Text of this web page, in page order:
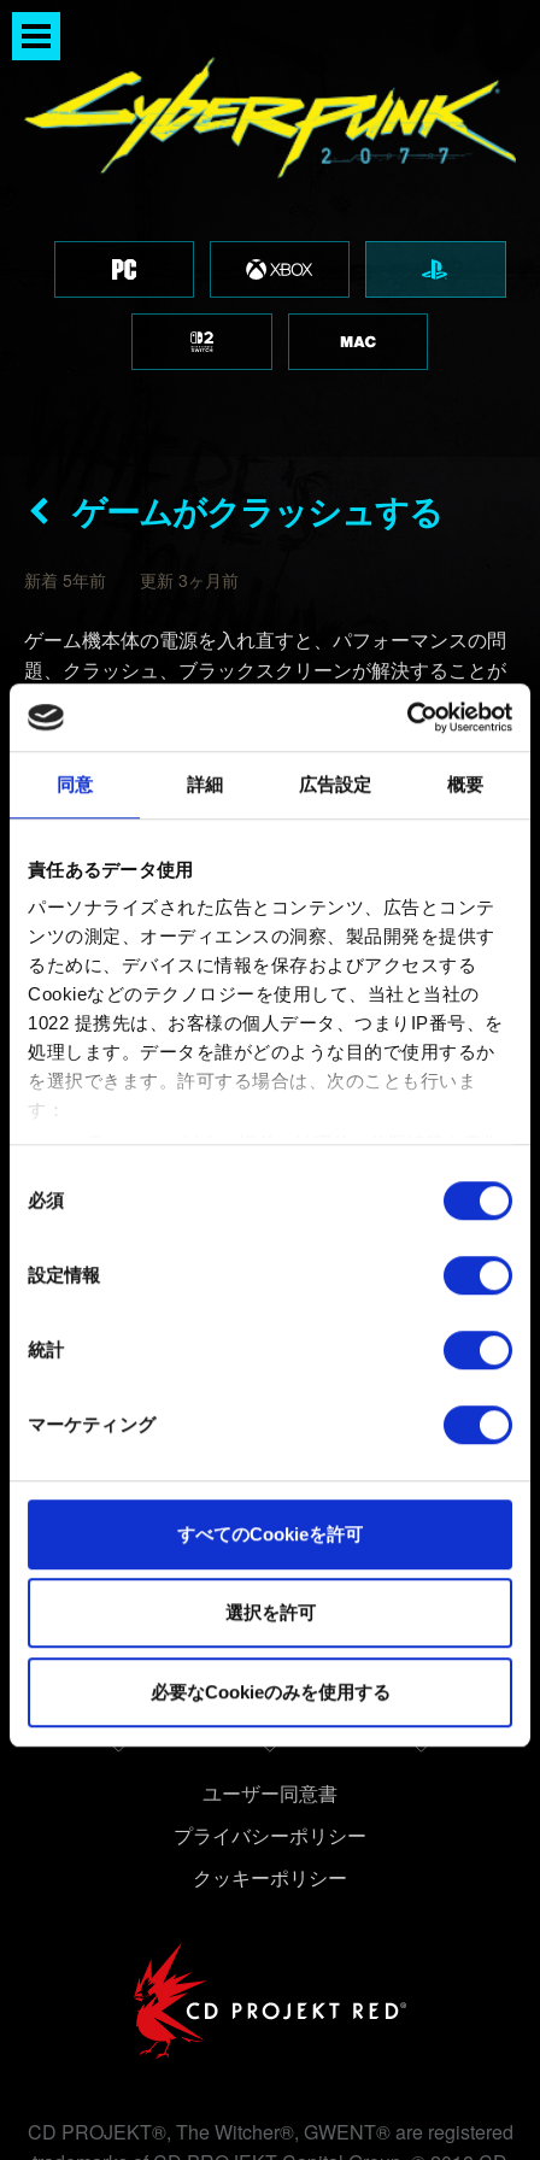
同意 詳細 広告設定 概要
責任あるデータ使用
パーソナライズされた広告とコンテンツ、広告とコンテ
ンツの測定、オーディエンスの洞察、製品開発を提供す
るために、デバイスに情報を保存およびアクセスする
Cookieなどのテクノロジーを使用して、当社と当社の
1022 提携先は、お客様の個人データ、つまりIP番号、を
処理します。データを誰がどのような目的で使用するか
を選択できます。 許可する場合は、次のことも行いま
す：
数メートル以内の誤差の地理的な位置情報を収集
特定の特性（フィンガープリント）を積極的にス
詳細セクション
で個人データの処理方法と設定を行って
ください。「Cookie宣言」からいつでも同意を変更また
だくために必要なものです。その他のCookieは、ウェブ
サイトの品質向上のために、オプションとして技術的お
た、ソーシャルメディア上などでお客様が興味を持ちそ
うなコンテンツをお届けするために、一部のCookieをパ
これらのオプションが有効になることはありません。
Cookieの使用およびパフォーマンスの変更点に関する詳
細は、下記の「設定」メニューでご確認ください。
必須
設定情報
統計
マーケティング
すべてのCookieを許可
選択を許可
必要なCookieのみを使用する
ゲームがクラッシュする
新着 5年前 更新 3ヶ月前
ゲーム機本体の電源を入れ直すと、パフォーマンスの問
題、クラッシュ、ブラックスクリーンが解決することが
あります。この操作を行ってもゲームやセーブデータは
削除されませんのでご安心ください。
本体の電源を切ります。スタンバイモードにはしない
でください。
PlayStation本体のライトが消えるのを待ち、完全に消
えたら電源ケーブルを抜きます。
2分以上待ちます。
電源ケーブルを差し直し、PlayStation本体の電源を入
れます。
一部のケースでは、問題が発生する前のセーブデータを
使用した方が良い場合もあります。
お困りですか
日本語
ソーシャルメディア
ユーザー同意書
プライバシーポリシー
クッキーポリシー
CD PROJEKT®, The Witcher®, GWENT® are registered